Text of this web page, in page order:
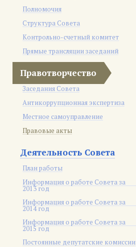
Полномочия
Структура Совета
Контрольно-счетный комитет
Прямые трансляции заседаний
Правотворчество
Заседания Совета
Антикоррупционная экспертиза
Местное самоуправление
Правовые акты
Деятельность Совета
План работы
Информация о работе Совета за
2013 год
Информация о работе Совета за
2014 год
Информация о работе Совета за
2015 год
Постоянные депутатские комиссии